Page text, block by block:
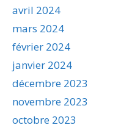
avril 2024
mars 2024
février 2024
janvier 2024
décembre 2023
novembre 2023
octobre 2023